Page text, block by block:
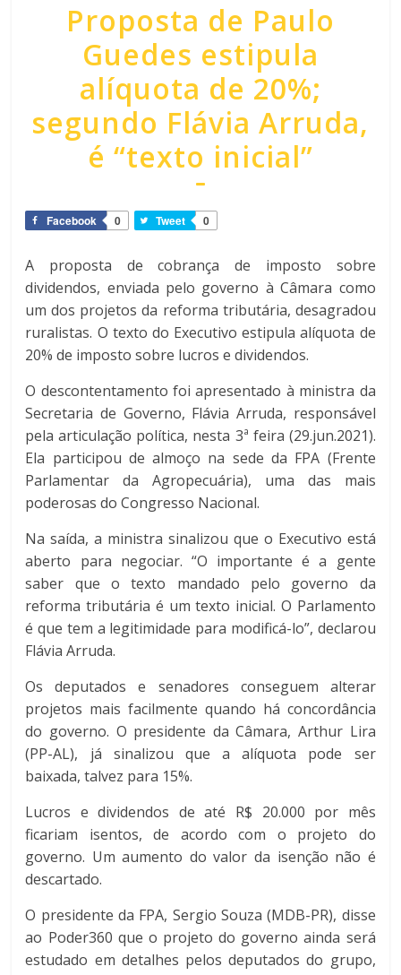
Proposta de Paulo
Guedes estipula
alíquota de 20%;
segundo Flávia Arruda,
é “texto inicial”
Facebook 0 Tweet 0
A proposta de cobrança de imposto sobre
dividendos, enviada pelo governo à Câmara como
um dos projetos da reforma tributária, desagradou
ruralistas. O texto do Executivo estipula alíquota de
20% de imposto sobre lucros e dividendos.
O descontentamento foi apresentado à ministra da
Secretaria de Governo, Flávia Arruda, responsável
pela articulação política, nesta 3ª feira (29.jun.2021).
Ela participou de almoço na sede da FPA (Frente
Parlamentar da Agropecuária), uma das mais
poderosas do Congresso Nacional.
Na saída, a ministra sinalizou que o Executivo está
aberto para negociar. “O importante é a gente
saber que o texto mandado pelo governo da
reforma tributária é um texto inicial. O Parlamento
é que tem a legitimidade para modificá-lo”, declarou
Flávia Arruda.
Os deputados e senadores conseguem alterar
projetos mais facilmente quando há concordância
do governo. O presidente da Câmara, Arthur Lira
(PP-AL), já sinalizou que a alíquota pode ser
baixada, talvez para 15%.
Lucros e dividendos de até R$ 20.000 por mês
ficariam isentos, de acordo com o projeto do
governo. Um aumento do valor da isenção não é
descartado.
O presidente da FPA, Sergio Souza (MDB-PR), disse
ao Poder360 que o projeto do governo ainda será
estudado em detalhes pelos deputados do grupo,